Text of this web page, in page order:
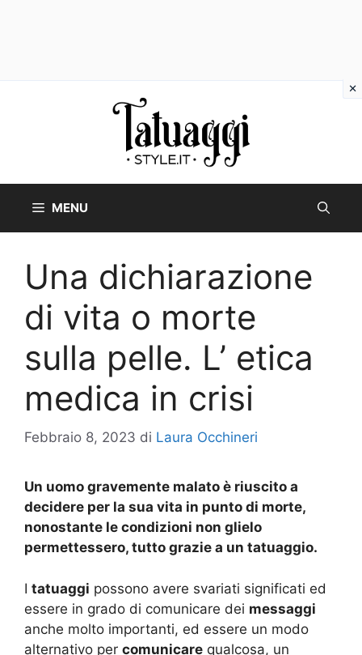
MENU
Una dichiarazione
di vita o morte
sulla pelle. L’ etica
medica in crisi
Febbraio 8, 2023 di Laura Occhineri
Un uomo gravemente malato è riuscito a
decidere per la sua vita in punto di morte,
nonostante le condizioni non glielo
permettessero, tutto grazie a un tatuaggio.
I tatuaggi possono avere svariati significati ed
essere in grado di comunicare dei messaggi
anche molto importanti, ed essere un modo
alternativo per comunicare qualcosa, un